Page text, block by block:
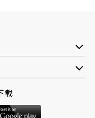
載